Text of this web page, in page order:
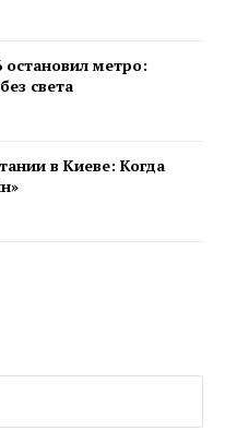
остановил метро:
света
в Киеве: Когда